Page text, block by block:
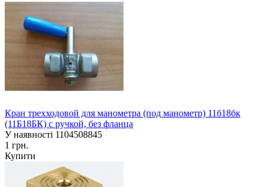
Кран трехходовой для манометра (под манометр) 11б18бк
(11Б18БК) с ручкой, без фланца
У наявності 1104508845
1 грн.
Купити